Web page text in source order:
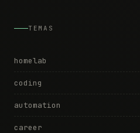
TEMAS
homelab
coding
automation
career